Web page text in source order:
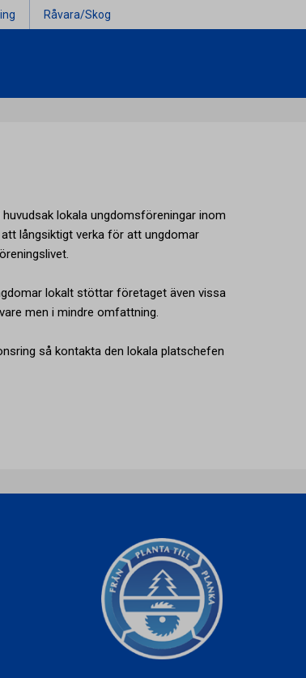
Råvara/Skog
lokala ungdomsföreningar inom
långsiktigt verka för att ungdomar
lokalt stöttar företaget även vissa
men i mindre omfattning.
så kontakta den lokala platschefen